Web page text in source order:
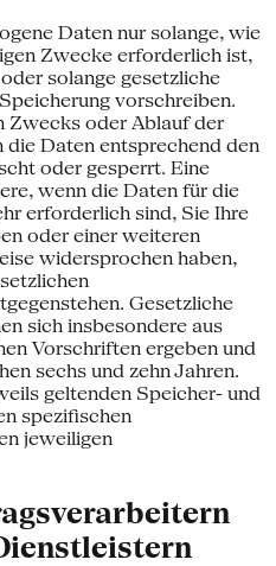
Daten nur solange, wie
Zwecke erforderlich ist,
solange gesetzliche
vorschreiben.
Zwecks oder Ablauf der
Daten entsprechend den
oder gesperrt. Eine
wenn die Daten für die
erforderlich sind, Sie Ihre
oder einer weiteren
widersprochen haben,
Gesetzliche
sich insbesondere aus
Vorschriften ergeben und
sechs und zehn Jahren.
geltenden Speicher- und
spezifischen
jeweiligen